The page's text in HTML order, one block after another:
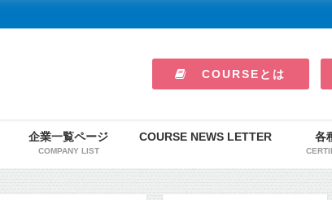
COURSEとは
企業一覧ページ
COMPANY LIST
COURSE NEWS LETTER 各